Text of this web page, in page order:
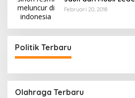
Februari 20, 2018
Politik Terbaru
Olahraga Terbaru